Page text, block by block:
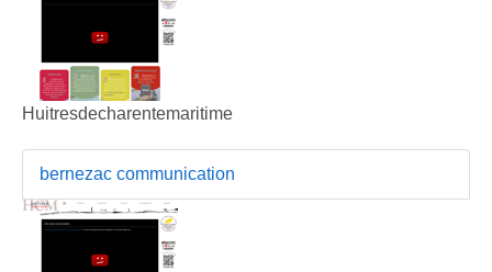
Huitresdecharentemaritime
bernezac communication